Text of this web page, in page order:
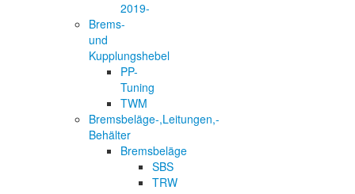
2019-
Brems-
und
Kupplungshebel
PP-
Tuning
TWM
Bremsbeläge-,Leitungen,-
Behälter
Bremsbeläge
SBS
TRW